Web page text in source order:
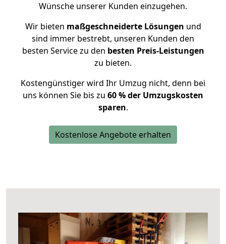
Wünsche unserer Kunden einzugehen.
Wir bieten maßgeschneiderte Lösungen und
sind immer bestrebt, unseren Kunden den
besten Service zu den besten Preis-Leistungen
zu bieten.
Kostengünstiger wird Ihr Umzug nicht, denn bei
uns können Sie bis zu 60 % der Umzugskosten
sparen.
Kostenlose Angebote erhalten